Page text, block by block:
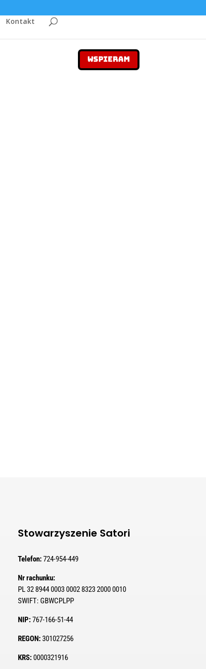
Kontakt
WSPIERAM
Stowarzyszenie Satori
Telefon:724-954-449
Nr rachunku:
PL 32 8944 0003 0002 8323 2000 0010
SWIFT: GBWCPLPP
NIP:767-166-51-44
REGON:301027256
KRS:0000321916